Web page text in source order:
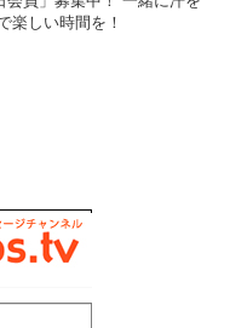
楽しい時間を！